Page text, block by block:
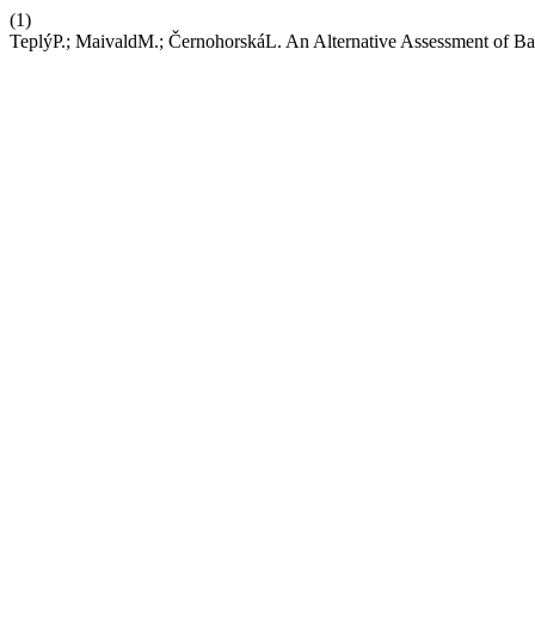
(1)
TeplýP.; MaivaldM.; ČernohorskáL. An Alternative Assessment of